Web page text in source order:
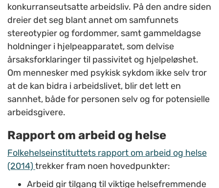
konkurranseutsatte arbeidsliv. På den andre siden
dreier det seg blant annet om samfunnets
stereotypier og fordommer, samt gammeldagse
holdninger i hjelpeapparatet, som delvise
årsaksforklaringer til passivitet og hjelpeløshet.
Om mennesker med psykisk sykdom ikke selv tror
at de kan bidra i arbeidslivet, blir det lett en
sannhet, både for personen selv og for potensielle
arbeidsgivere.
Rapport om arbeid og helse
Folkehelseinstituttets rapport om arbeid og helse
(2014) trekker fram noen hovedpunkter:
Arbeid gir tilgang til viktige helsefremmende